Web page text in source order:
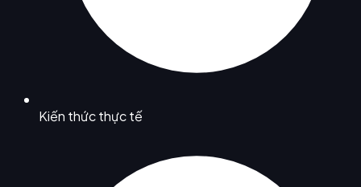
Kiến thức thực tế